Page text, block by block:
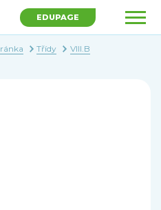
EDUPAGE
Třídy
VIII.B